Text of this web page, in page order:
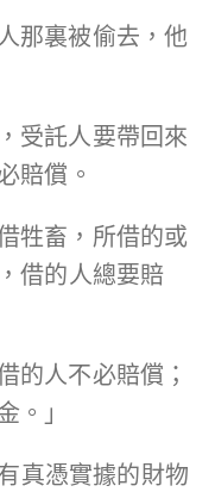
那裏被偷去，他
受託人要帶回來
賠償。
牲畜，所借的或
借的人總要賠
的人不必賠償；
。」
真憑實據的財物